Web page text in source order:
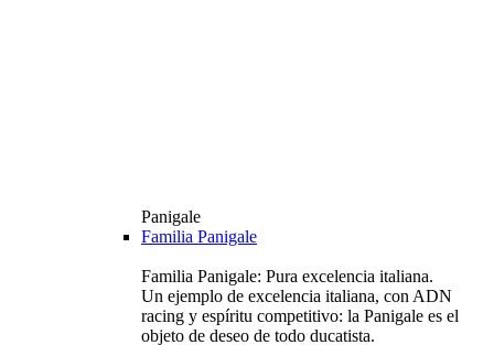
Panigale
Familia Panigale
Familia Panigale: Pura excelencia italiana.
Un ejemplo de excelencia italiana, con ADN
racing y espíritu competitivo: la Panigale es el
objeto de deseo de todo ducatista.